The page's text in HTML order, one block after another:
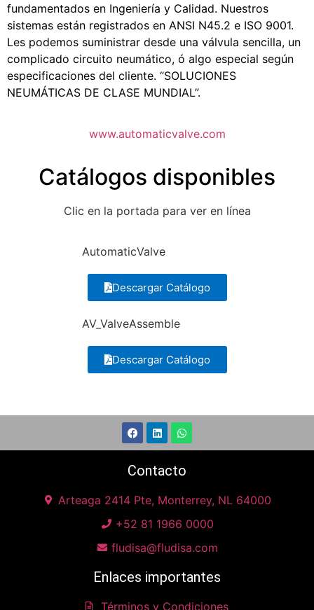
fundamentados en Ingeniería y Calidad. Nuestros
sistemas están registrados en ANSI N45.2 e ISO 9001.
Les podemos suministrar desde una válvula sencilla, un
complicado circuito neumático, ó algo especial según
especificaciones del cliente. “SOLUCIONES
NEUMÁTICAS DE CLASE MUNDIAL”.
www.automaticvalve.com
Catálogos disponibles
Clic en la portada para ver en línea
AutomaticValve
Descargar Catálogo
AV_ValveAssemble
Descargar Catálogo
Contacto
Arteaga 2414 Pte, Monterrey, NL 64000
+52 81 1966 0000
fludisa@fludisa.com
Enlaces importantes
Términos y Condiciones